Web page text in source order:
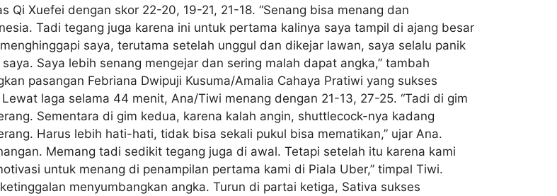
Xuefei dengan skor 22-20, 19-21, 21-18. “Senang bisa menang dan
Tadi tegang juga karena ini untuk pertama kalinya saya tampil di ajang besar
saya, terutama setelah unggul dan dikejar lawan, saya selalu panik
Saya lebih senang mengejar dan sering malah dapat angka,” tambah
pasangan Febriana Dwipuji Kusuma/Amalia Cahaya Pratiwi yang sukses
laga selama 44 menit, Ana/Tiwi menang dengan 21-13, 27-25. “Tadi di gim
Sementara di gim kedua, karena kalah angin, shuttlecock-nya kadang
Harus lebih hati-hati, tidak bisa sekali pukul bisa mematikan,” ujar Ana.
Memang tadi sedikit tegang juga di awal. Tetapi setelah itu karena kami
untuk menang di penampilan pertama kami di Piala Uber,” timpal Tiwi.
menyumbangkan angka. Turun di partai ketiga, Sativa sukses